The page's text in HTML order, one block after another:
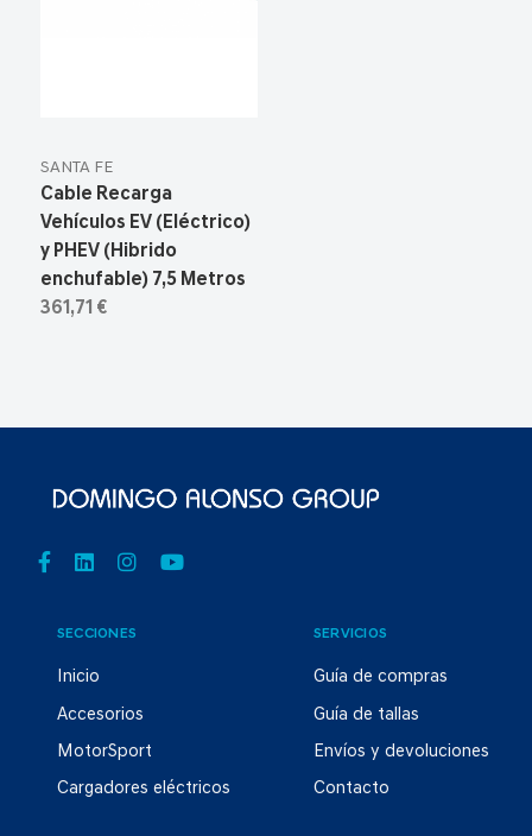
SANTA FE
Cable Recarga
Vehículos EV (Eléctrico)
y PHEV (Hibrido
enchufable) 7,5 Metros
361,71 €
SECCIONES
Inicio
Accesorios
MotorSport
Cargadores eléctricos
SERVICIOS
Guía de compras
Guía de tallas
Envíos y devoluciones
Contacto